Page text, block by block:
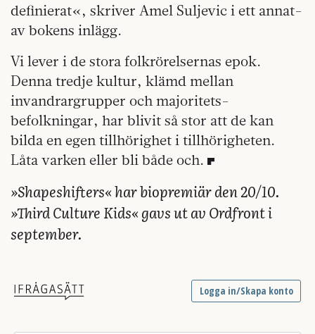
definierat«, skriver Amel Suljevic i ett annat­
av bokens inlägg.
Vi lever i de stora folk­rörelsernas epok.
Denna tredje kultur, klämd mellan
invandrargrupper och majoritets­
befolkningar, har blivit så stor att de kan
bilda en egen tillhörighet i tillhörigheten.
Låta varken eller bli både och.
»Shapeshifters« har bio­premiär den 20/10.
»Third Culture Kids« gavs ut av Ordfront­ i
september.